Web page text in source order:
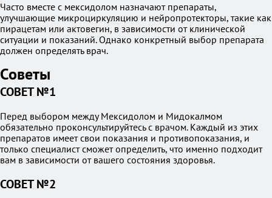
Часто вместе с мексидолом назначают препараты,
улучшающие микроциркуляцию и нейропротекторы, такие как
пирацетам или актовегин, в зависимости от клинической
ситуации и показаний. Однако конкретный выбор препарата
должен определять врач.
Советы
СОВЕТ №1
Перед выбором между Мексидолом и Мидокалмом
обязательно проконсультируйтесь с врачом. Каждый из этих
препаратов имеет свои показания и противопоказания, и
только специалист сможет определить, что именно подходит
вам в зависимости от вашего состояния здоровья.
СОВЕТ №2